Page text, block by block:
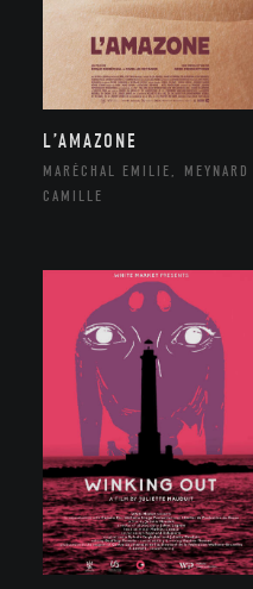
L’AMAZONE
MARÉCHAL EMILIE, MEYNARD
CAMILLE